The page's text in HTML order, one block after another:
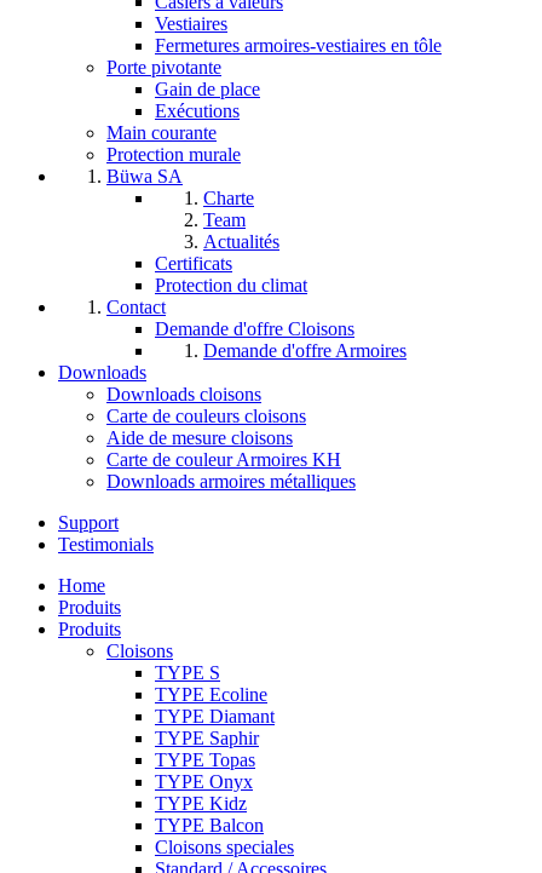
Vestiaires
Fermetures armoires-vestiaires en tôle
Porte pivotante
Gain de place
Exécutions
Main courante
Protection murale
Büwa SA
Charte
Team
Actualités
Certificats
Protection du climat
Contact
Demande d'offre Cloisons
Demande d'offre Armoires
Downloads
Downloads cloisons
Carte de couleurs cloisons
Aide de mesure cloisons
Carte de couleur Armoires KH
Downloads armoires métalliques
Support
Testimonials
Home
Produits
Produits
Cloisons
TYPE S
TYPE Ecoline
TYPE Diamant
TYPE Saphir
TYPE Topas
TYPE Onyx
TYPE Kidz
TYPE Balcon
Cloisons speciales
Standard / Accessoires